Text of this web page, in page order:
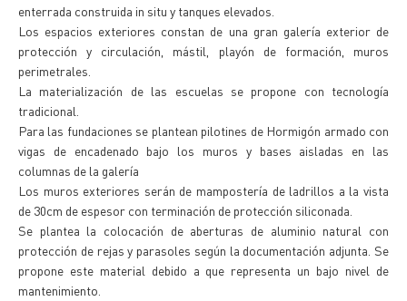
enterrada construida in situ y tanques elevados.
Los espacios exteriores constan de una gran galería exterior de
protección y circulación, mástil, playón de formación, muros
perimetrales.
La materialización de las escuelas se propone con tecnología
tradicional.
Para las fundaciones se plantean pilotines de Hormigón armado con
vigas de encadenado bajo los muros y bases aisladas en las
columnas de la galería
Los muros exteriores serán de mampostería de ladrillos a la vista
de 30cm de espesor con terminación de protección siliconada.
Se plantea la colocación de aberturas de aluminio natural con
protección de rejas y parasoles según la documentación adjunta. Se
propone este material debido a que representa un bajo nivel de
mantenimiento.